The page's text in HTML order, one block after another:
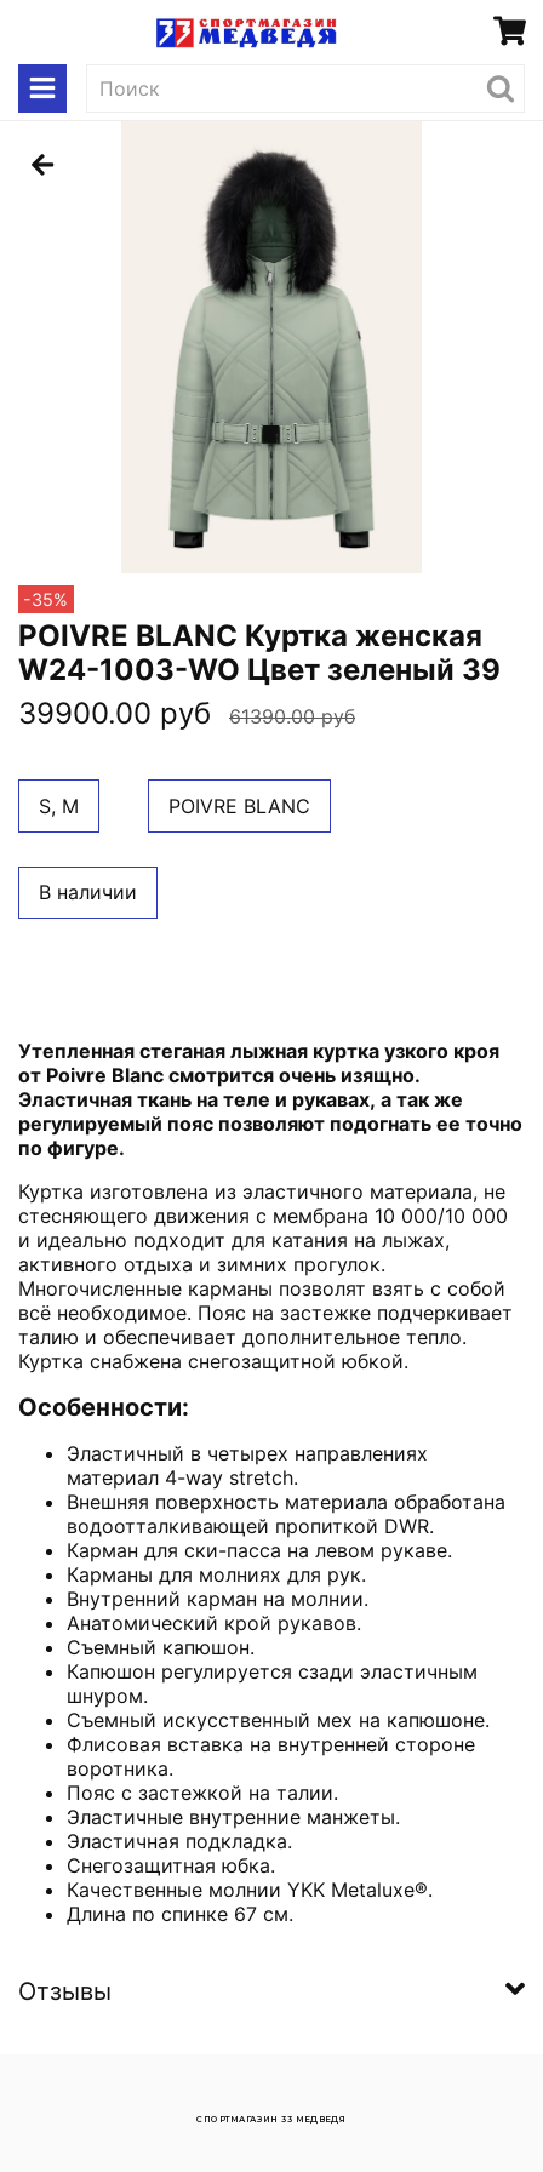
-35%
POIVRE BLANC Куртка женская
W24-1003-WO Цвет зеленый 39
39900.00 руб
61390.00 руб
S, M POIVRE BLANC
В наличии
Утепленная стеганая лыжная куртка узкого кроя
от Poivre Blanc смотрится очень изящно.
Эластичная ткань на теле и рукавах, а так же
регулируемый пояс позволяют подогнать ее точно
по фигуре.
Куртка изготовлена из эластичного материала, не
стесняющего движения с мембрана 10 000/10 000
и идеально подходит для катания на лыжах,
активного отдыха и зимних прогулок.
Многочисленные карманы позволят взять с собой
всё необходимое. Пояс на застежке подчеркивает
талию и обеспечивает дополнительное тепло.
Куртка снабжена снегозащитной юбкой.
Особенности:
Эластичный в четырех направлениях
материал 4-way stretch.
Внешняя поверхность материала обработана
водоотталкивающей пропиткой DWR.
Карман для ски-пасса на левом рукаве.
Карманы для молниях для рук.
Внутренний карман на молнии.
Анатомический крой рукавов.
Съемный капюшон.
Капюшон регулируется сзади эластичным
шнуром.
Съемный искусственный мех на капюшоне.
Флисовая вставка на внутренней стороне
воротника.
Пояс с застежкой на талии.
Эластичные внутренние манжеты.
Эластичная подкладка.
Снегозащитная юбка.
Качественные молнии YKK Metaluxe®.
Длина по спинке 67 см.
Отзывы
СПОРТМАГАЗИН 33 МЕДВЕДЯ